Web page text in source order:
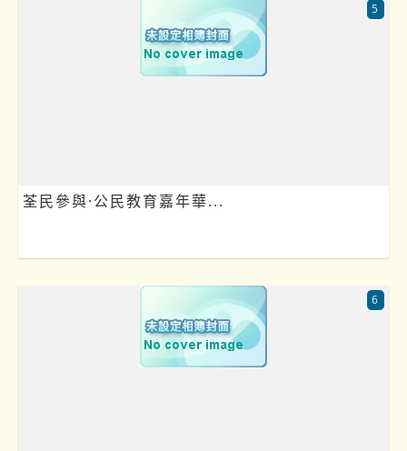
荃民參與·公民教育嘉年華...
5
6